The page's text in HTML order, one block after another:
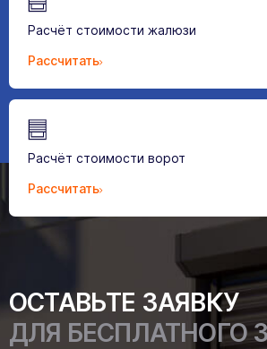
Расчёт стоимости жалюзи
Рассчитать
Расчёт стоимости ворот
Рассчитать
ОСТАВЬТЕ ЗАЯВКУ
ДЛЯ БЕСПЛАТНОГО